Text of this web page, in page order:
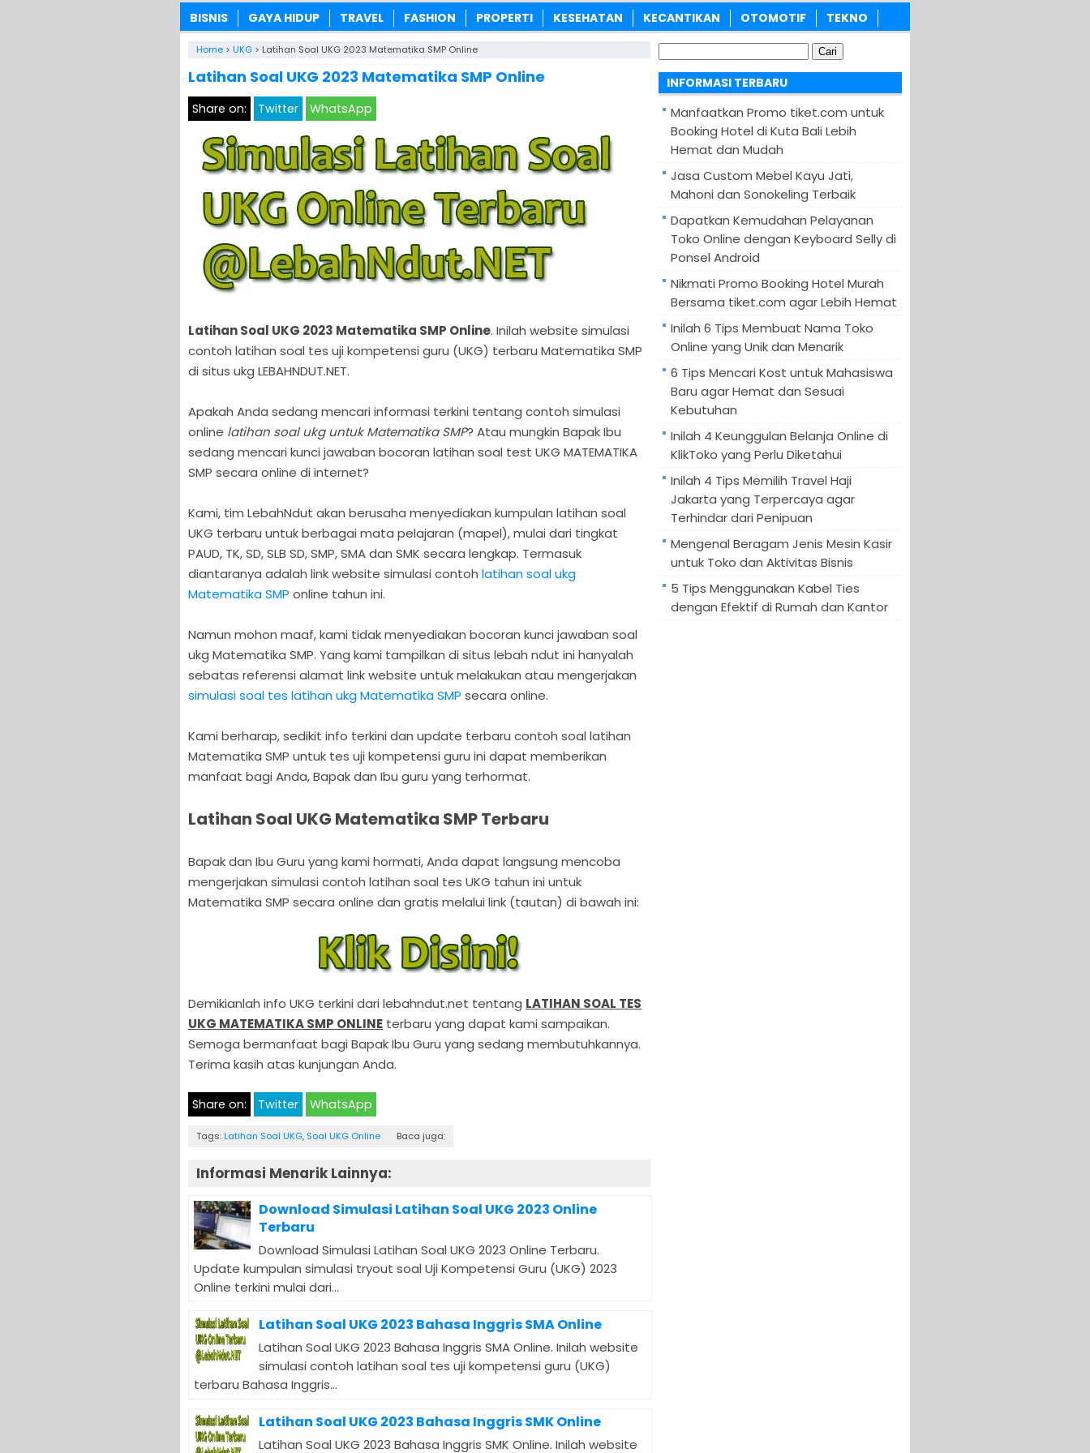
BISNIS GAYA HIDUP TRAVEL FASHION PROPERTI KESEHATAN KECANTIKAN OTOMOTIF TEKNO
Home > UKG > Latihan Soal UKG 2023 Matematika SMP Online
Latihan Soal UKG 2023 Matematika SMP Online
Share on: Twitter WhatsApp
Latihan Soal UKG 2023 Matematika SMP Online. Inilah website simulasi
contoh latihan soal tes uji kompetensi guru (UKG) terbaru Matematika SMP
di situs ukg LEBAHNDUT.NET.
Apakah Anda sedang mencari informasi terkini tentang contoh simulasi
online latihan soal ukg untuk Matematika SMP? Atau mungkin Bapak Ibu
sedang mencari kunci jawaban bocoran latihan soal test UKG MATEMATIKA
SMP secara online di internet?
Kami, tim LebahNdut akan berusaha menyediakan kumpulan latihan soal
UKG terbaru untuk berbagai mata pelajaran (mapel), mulai dari tingkat
PAUD, TK, SD, SLB SD, SMP, SMA dan SMK secara lengkap. Termasuk
diantaranya adalah link website simulasi contoh latihan soal ukg
Matematika SMP online tahun ini.
Namun mohon maaf, kami tidak menyediakan bocoran kunci jawaban soal
ukg Matematika SMP. Yang kami tampilkan di situs lebah ndut ini hanyalah
sebatas referensi alamat link website untuk melakukan atau mengerjakan
simulasi soal tes latihan ukg Matematika SMP secara online.
Kami berharap, sedikit info terkini dan update terbaru contoh soal latihan
Matematika SMP untuk tes uji kompetensi guru ini dapat memberikan
manfaat bagi Anda, Bapak dan Ibu guru yang terhormat.
Latihan Soal UKG Matematika SMP Terbaru
Bapak dan Ibu Guru yang kami hormati, Anda dapat langsung mencoba
mengerjakan simulasi contoh latihan soal tes UKG tahun ini untuk
Matematika SMP secara online dan gratis melalui link (tautan) di bawah ini:
Demikianlah info UKG terkini dari lebahndut.net tentang LATIHAN SOAL TES
UKG MATEMATIKA SMP ONLINE terbaru yang dapat kami sampaikan.
Semoga bermanfaat bagi Bapak Ibu Guru yang sedang membutuhkannya.
Terima kasih atas kunjungan Anda.
Share on: Twitter WhatsApp
Tags: Latihan Soal UKG, Soal UKG Online Baca juga:
Informasi Menarik Lainnya:
Download Simulasi Latihan Soal UKG 2023 Online
Terbaru
Download Simulasi Latihan Soal UKG 2023 Online Terbaru.
Update kumpulan simulasi tryout soal Uji Kompetensi Guru (UKG) 2023
Online terkini mulai dari...
Latihan Soal UKG 2023 Bahasa Inggris SMA Online
Latihan Soal UKG 2023 Bahasa Inggris SMA Online. Inilah website
simulasi contoh latihan soal tes uji kompetensi guru (UKG)
terbaru Bahasa Inggris...
Latihan Soal UKG 2023 Bahasa Inggris SMK Online
Latihan Soal UKG 2023 Bahasa Inggris SMK Online. Inilah website
untuk:
INFORMASI TERBARU
Manfaatkan Promo tiket.com untuk
Booking Hotel di Kuta Bali Lebih
Hemat dan Mudah
Jasa Custom Mebel Kayu Jati,
Mahoni dan Sonokeling Terbaik
Dapatkan Kemudahan Pelayanan
Toko Online dengan Keyboard Selly di
Ponsel Android
Nikmati Promo Booking Hotel Murah
Bersama tiket.com agar Lebih Hemat
Inilah 6 Tips Membuat Nama Toko
Online yang Unik dan Menarik
6 Tips Mencari Kost untuk Mahasiswa
Baru agar Hemat dan Sesuai
Kebutuhan
Inilah 4 Keunggulan Belanja Online di
KlikToko yang Perlu Diketahui
Inilah 4 Tips Memilih Travel Haji
Jakarta yang Terpercaya agar
Terhindar dari Penipuan
Mengenal Beragam Jenis Mesin Kasir
untuk Toko dan Aktivitas Bisnis
5 Tips Menggunakan Kabel Ties
dengan Efektif di Rumah dan Kantor